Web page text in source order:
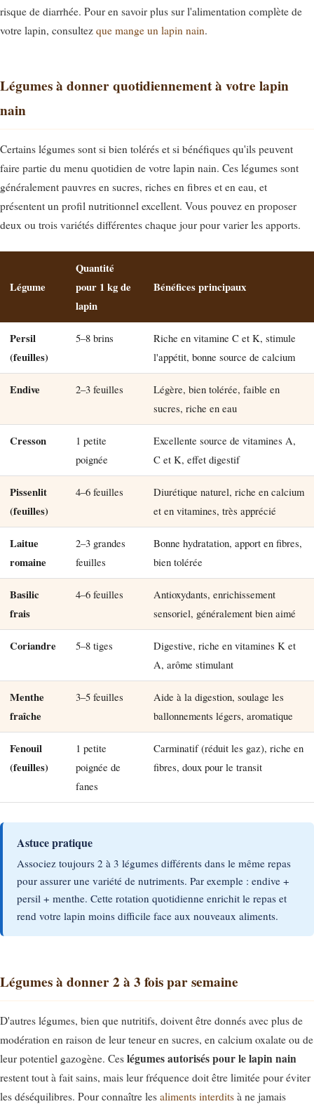
risque de diarrhée. Pour en savoir plus sur l'alimentation complète de
votre lapin, consultez que mange un lapin nain.
Légumes à donner quotidiennement à votre lapin
nain
Certains légumes sont si bien tolérés et si bénéfiques qu'ils peuvent
faire partie du menu quotidien de votre lapin nain. Ces légumes sont
généralement pauvres en sucres, riches en fibres et en eau, et
présentent un profil nutritionnel excellent. Vous pouvez en proposer
deux ou trois variétés différentes chaque jour pour varier les apports.
Légume
Quantité
pour 1 kg de
lapin
Bénéfices principaux
Persil
(feuilles)
5–8 brins
Riche en vitamine C et K, stimule
l'appétit, bonne source de calcium
Endive 2–3 feuilles
Légère, bien tolérée, faible en
sucres, riche en eau
Cresson
1 petite
poignée
Excellente source de vitamines A,
C et K, effet digestif
Pissenlit
(feuilles)
4–6 feuilles
Diurétique naturel, riche en calcium
et en vitamines, très apprécié
Laitue
romaine
2–3 grandes
feuilles
Bonne hydratation, apport en fibres,
bien tolérée
Basilic
frais
4–6 feuilles
Antioxydants, enrichissement
sensoriel, généralement bien aimé
Coriandre 5–8 tiges
Digestive, riche en vitamines K et
A, arôme stimulant
Menthe
fraîche
3–5 feuilles
Aide à la digestion, soulage les
ballonnements légers, aromatique
Fenouil
(feuilles)
1 petite
poignée de
fanes
Carminatif (réduit les gaz), riche en
fibres, doux pour le transit
Astuce pratique
Associez toujours 2 à 3 légumes différents dans le même repas
pour assurer une variété de nutriments. Par exemple : endive +
persil + menthe. Cette rotation quotidienne enrichit le repas et
rend votre lapin moins difficile face aux nouveaux aliments.
Légumes à donner 2 à 3 fois par semaine
D'autres légumes, bien que nutritifs, doivent être donnés avec plus de
modération en raison de leur teneur en sucres, en calcium oxalate ou de
leur potentiel gazogène. Ces légumes autorisés pour le lapin nain
restent tout à fait sains, mais leur fréquence doit être limitée pour éviter
les déséquilibres. Pour connaître les aliments interdits à ne jamais